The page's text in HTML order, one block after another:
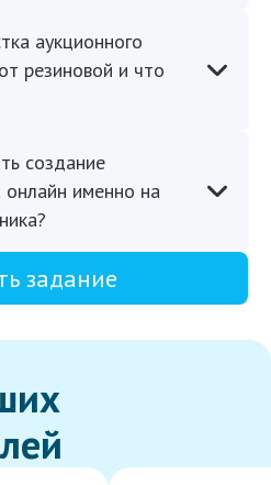
аукционного
резиновой и что
создание
онлайн именно на
задание